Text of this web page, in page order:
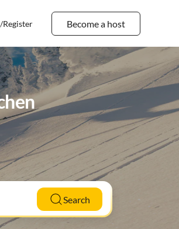
Become a host
Register
Search